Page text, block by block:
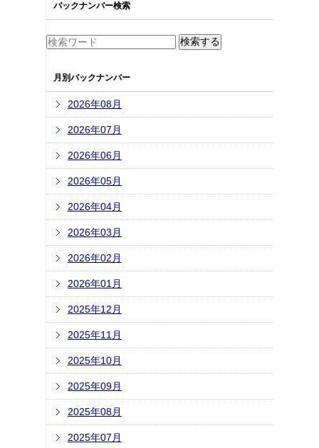
バックナンバー検索
月別バックナンバー
2026年08月
2026年07月
2026年06月
2026年05月
2026年04月
2026年03月
2026年02月
2026年01月
2025年12月
2025年11月
2025年10月
2025年09月
2025年08月
2025年07月